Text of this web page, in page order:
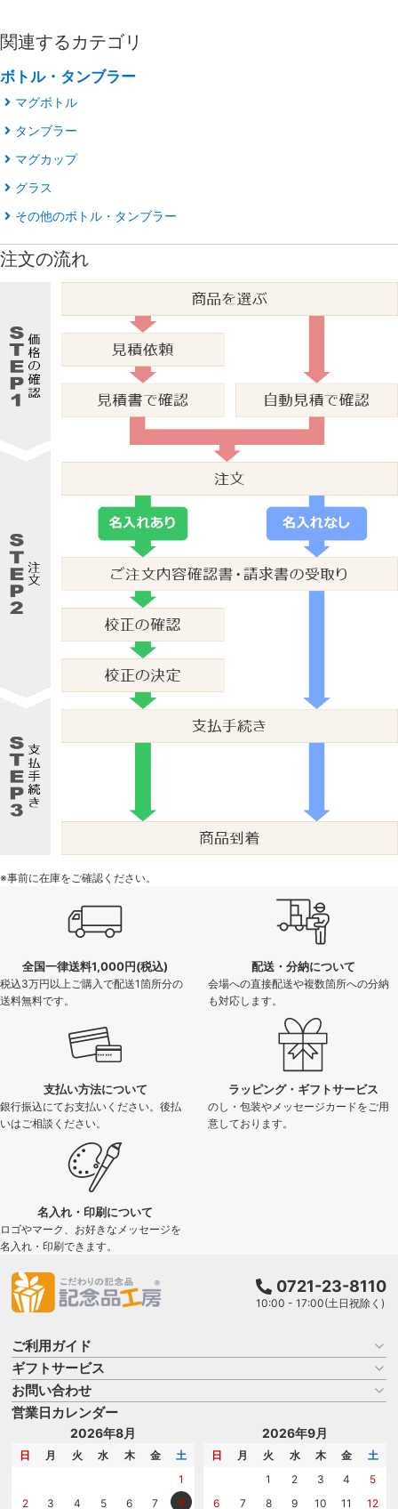
関連するカテゴリ
ボトル・タンブラー
マグボトル
タンブラー
マグカップ
グラス
その他のボトル・タンブラー
注文の流れ
※事前に在庫をご確認ください。
全国一律送料1,000円(税込)
税込3万円以上ご購入で配送1箇所分の
送料無料です。
配送・分納について
会場への直接配送や複数箇所への分納
も対応します。
支払い方法について
銀行振込にてお支払いください。後払
いはご相談ください。
ラッピング・ギフトサービス
のし・包装やメッセージカードをご用
意しております。
名入れ・印刷について
ロゴやマーク、お好きなメッセージを
名入れ・印刷できます。
0721-23-8110
10:00 - 17:00(土日祝除く)
ご利用ガイド
お買い物ガイド
よくある質問
はじめての記念品選び
記念品工房の使い方
ギフトサービス
名入れについて
のし
メッセージカード
お問い合わせ
商品選びを相談する
名入れについて相談する
カタログを請求する
営業日カレンダー
2026年8月
日 月 火 水 木 金
土
1
2
3 4 5 6 7 8
2026年9月
日 月 火 水 木 金
土
1
2 3 4
5
6
7 8 9 10 11 12